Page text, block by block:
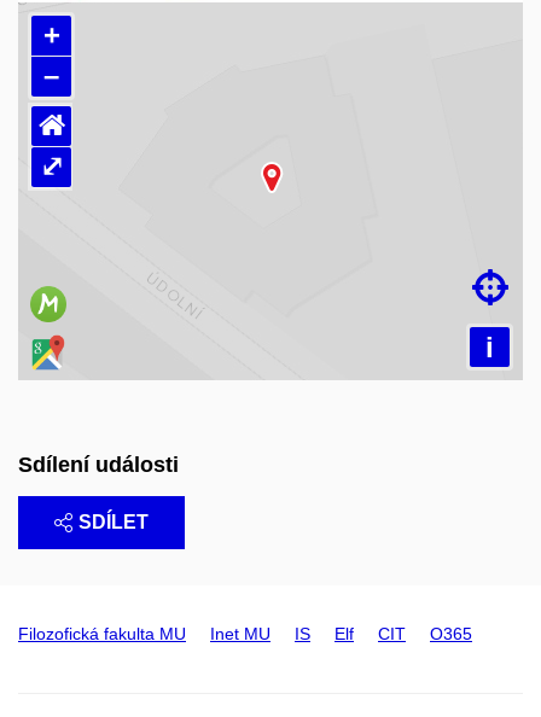
+
–
i

⌂
⤢
Sdílení události
SDÍLET
Filozofická fakulta MU Inet MU IS Elf CIT O365